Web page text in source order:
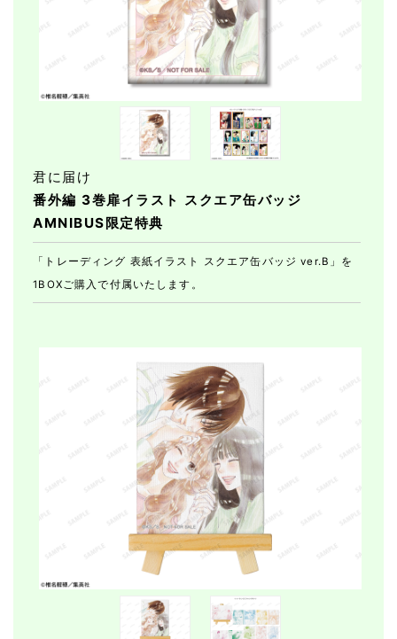
番外編 3巻扉イラスト スクエア缶バッジ
AMNIBUS限定特典
君に届け
「トレーディング 表紙イラスト スクエア缶バッジ ver.B」を
1BOXご購入で付属いたします。